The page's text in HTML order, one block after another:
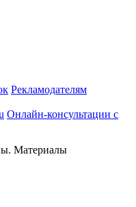
Рекламодателям
Онлайн-консультации с
Материалы